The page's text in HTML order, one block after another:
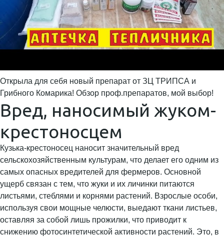
Открыла для себя новый препарат от ЗЦ ТРИПСА и
Грибного Комарика! Обзор проф.препаратов, мой выбор!
Вред, наносимый жуком-
крестоносцем
Кузька-крестоносец наносит значительный вред
сельскохозяйственным культурам, что делает его одним из
самых опасных вредителей для фермеров. Основной
ущерб связан с тем, что жуки и их личинки питаются
листьями, стеблями и корнями растений. Взрослые особи,
используя свои мощные челюсти, выедают ткани листьев,
оставляя за собой лишь прожилки, что приводит к
снижению фотосинтетической активности растений. Это, в